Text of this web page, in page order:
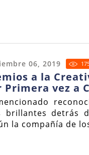
06, 2019
a la
Primera vez a
brillantes detrás
la compañía de